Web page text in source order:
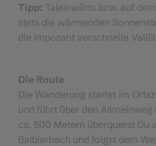
Tipp: Taleinwärts bzw. auf
stets die wärmenden
die imposant verschneite
Die Route
Die Wanderung startet im
und führt über den
ca. 500 Metern überquerst Du
Balbierbach und folgst dem